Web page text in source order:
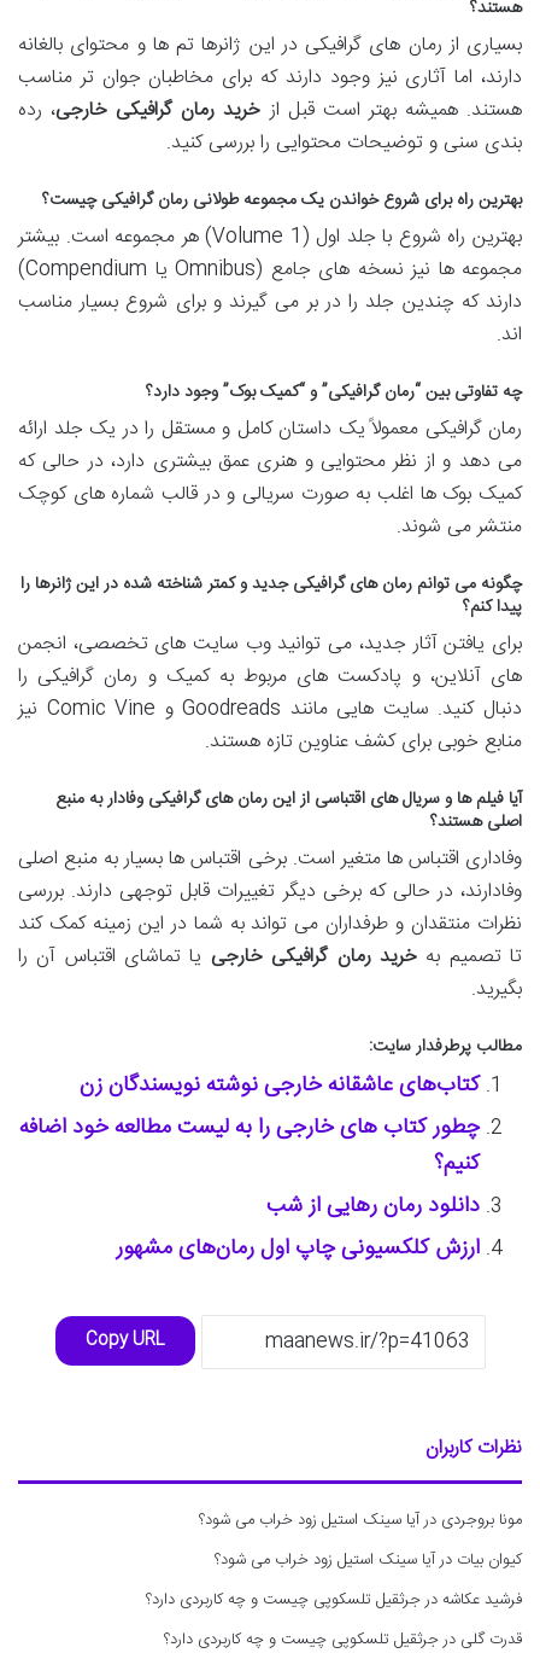
هستند؟
بسیاری از رمان های گرافیکی در این ژانرها تم ها و محتوای بالغانه
دارند، اما آثاری نیز وجود دارند که برای مخاطبان جوان تر مناسب
هستند. همیشه بهتر است قبل از خرید رمان گرافیکی خارجی، رده
بندی سنی و توضیحات محتوایی را بررسی کنید.
بهترین راه برای شروع خواندن یک مجموعه طولانی رمان گرافیکی چیست؟
بهترین راه شروع با جلد اول (Volume 1) هر مجموعه است. بیشتر
مجموعه ها نیز نسخه های جامع (Omnibus یا Compendium)
دارند که چندین جلد را در بر می گیرند و برای شروع بسیار مناسب
اند.
چه تفاوتی بین “رمان گرافیکی” و “کمیک بوک” وجود دارد؟
رمان گرافیکی معمولاً یک داستان کامل و مستقل را در یک جلد ارائه
می دهد و از نظر محتوایی و هنری عمق بیشتری دارد، در حالی که
کمیک بوک ها اغلب به صورت سریالی و در قالب شماره های کوچک
منتشر می شوند.
چگونه می توانم رمان های گرافیکی جدید و کمتر شناخته شده در این ژانرها را
پیدا کنم؟
برای یافتن آثار جدید، می توانید وب سایت های تخصصی، انجمن
های آنلاین، و پادکست های مربوط به کمیک و رمان گرافیکی را
دنبال کنید. سایت هایی مانند Goodreads و Comic Vine نیز
منابع خوبی برای کشف عناوین تازه هستند.
آیا فیلم ها و سریال های اقتباسی از این رمان های گرافیکی وفادار به منبع
اصلی هستند؟
وفاداری اقتباس ها متغیر است. برخی اقتباس ها بسیار به منبع اصلی
وفادارند، در حالی که برخی دیگر تغییرات قابل توجهی دارند. بررسی
نظرات منتقدان و طرفداران می تواند به شما در این زمینه کمک کند
تا تصمیم بهخرید رمان گرافیکی خارجی یا تماشای اقتباس آن را
بگیرید.
مطالب پرطرفدار سایت:
کتاب‌های عاشقانه خارجی نوشته نویسندگان زن
چطور کتاب های خارجی را به لیست مطالعه خود اضافه
کنیم؟
دانلود رمان رهایی از شب
ارزش کلکسیونی چاپ اول رمان‌های مشهور
Copy URL
نظرات کاربران
مونا بروجردی درآیا سینک استیل زود خراب می شود؟
کیوان بیات درآیا سینک استیل زود خراب می شود؟
فرشید عکاشه درجرثقیل تلسکوپی چیست و چه کاربردی دارد؟
قدرت گلی درجرثقیل تلسکوپی چیست و چه کاربردی دارد؟